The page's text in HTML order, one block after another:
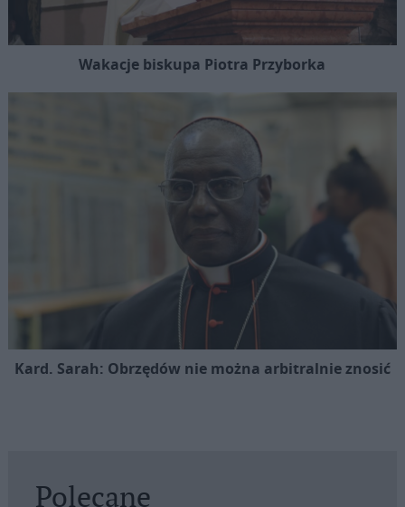
Wakacje biskupa Piotra Przyborka
Kard. Sarah: Obrzędów nie można arbitralnie znosić
Polecane